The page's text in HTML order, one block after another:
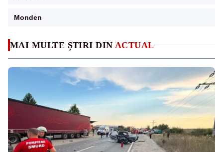
MAI MULTE ȘTIRI DIN ACTUAL
Monden